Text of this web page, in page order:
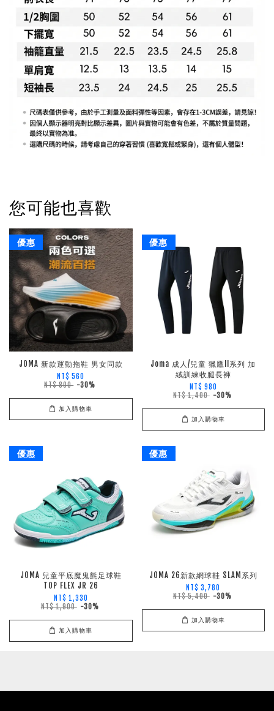
您可能也喜歡
優惠
JOMA 新款運動拖鞋 男女同款
NT$ 560
NT$ 800 -30%
加入購物車
優惠
Joma 成人/兒童 獵鷹II系列 加
絨訓練收腿長褲
NT$ 980
NT$ 1,400 -30%
加入購物車
優惠
JOMA 兒童平底魔鬼氈足球鞋
TOP FLEX JR 26
NT$ 1,330
NT$ 1,900 -30%
加入購物車
優惠
JOMA 26新款網球鞋 SLAM系列
NT$ 3,780
NT$ 5,400 -30%
加入購物車